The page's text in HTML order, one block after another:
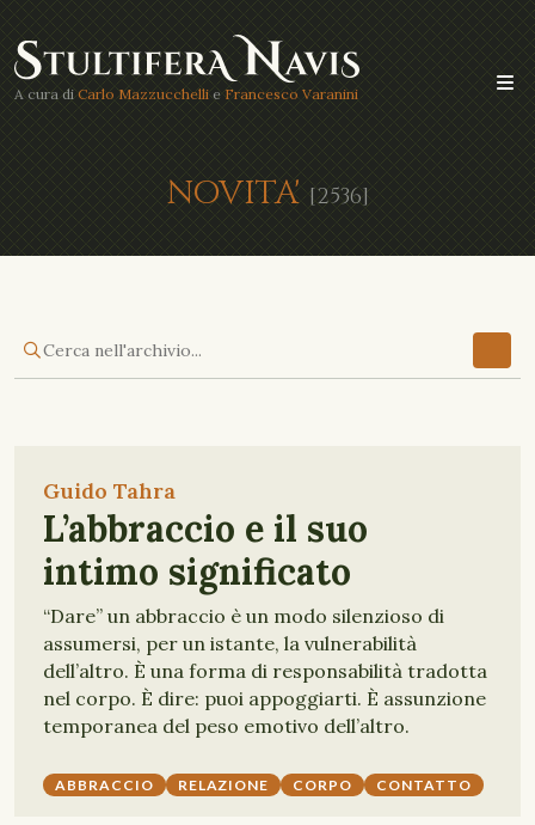
A cura di Carlo Mazzucchelli e Francesco Varanini
NOVITA' [2536]
Guido Tahra
L’abbraccio e il suo
intimo significato
“Dare” un abbraccio è un modo silenzioso di
assumersi, per un istante, la vulnerabilità
dell’altro. È una forma di responsabilità tradotta
nel corpo. È dire: puoi appoggiarti. È assunzione
temporanea del peso emotivo dell’altro.
ABBRACCIO RELAZIONE CORPO CONTATTO